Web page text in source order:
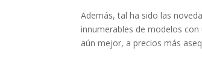
Además, tal ha sido las
innumerables de modelos
aún mejor, a precios más